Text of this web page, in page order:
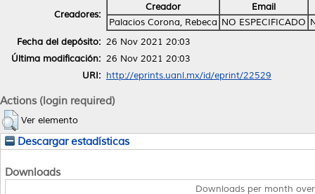
Creadores:
Creador
Email
Palacios Corona, Rebeca NO ESPECIFICADO
Fecha del depósito: 26 Nov 2021 20:03
Última modificación: 26 Nov 2021 20:03
URI: http://eprints.uanl.mx/id/eprint/22529
Actions (login required)
Ver elemento
Descargar estadísticas
Downloads
Downloads per month